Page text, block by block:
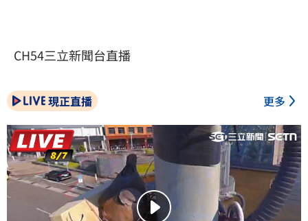
CH54三立新聞台直播
現正直播 更多